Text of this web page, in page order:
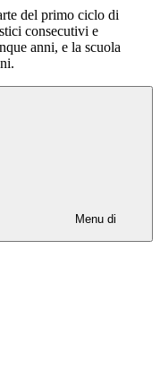
del primo ciclo di
consecutivi e
anni, e la scuola
Menu di